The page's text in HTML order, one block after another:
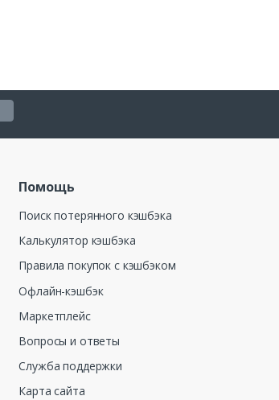
Помощь
Поиск потерянного кэшбэка
Калькулятор кэшбэка
Правила покупок с кэшбэком
Офлайн-кэшбэк
Маркетплейс
Вопросы и ответы
Служба поддержки
Карта сайта